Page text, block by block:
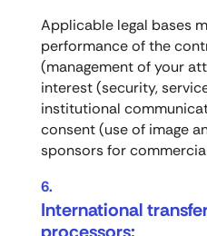
Applicable legal bases
performance of the
(management of your
interest (security,
institutional
consent (use of image
sponsors for
International
processors: